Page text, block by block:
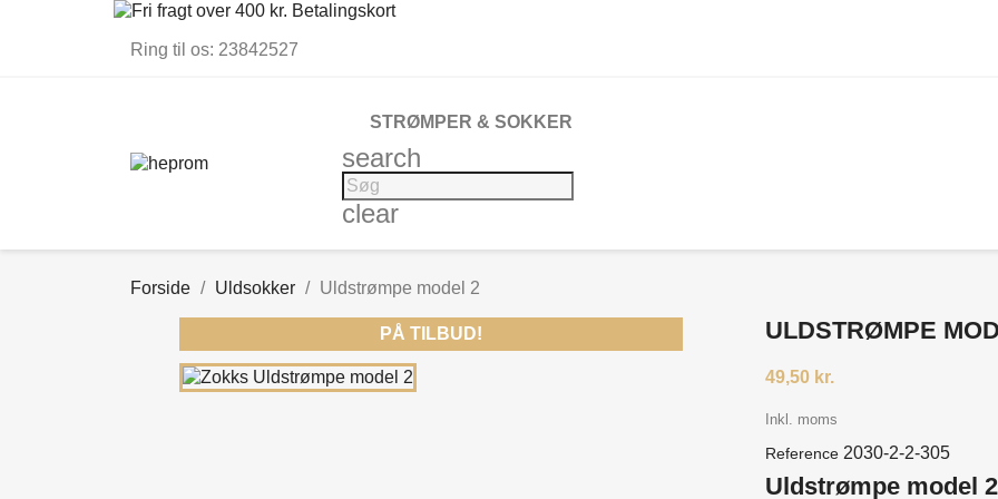
Ring til os: 23842527
STRØMPER & SOKKER
search
clear
Forside Uldsokker Uldstrømpe model 2
PÅ TILBUD! ULDSTRØMPE
49,50 kr.
Inkl. moms
Reference 2030-2-2-305
Uldstrømpe model 2